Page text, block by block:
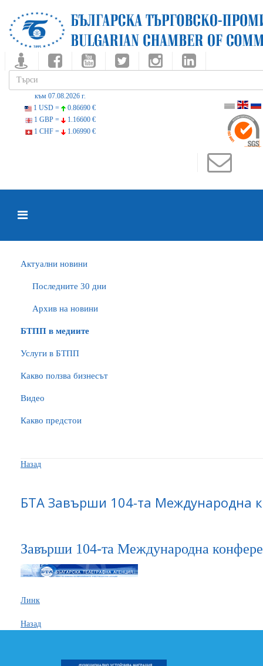
към 07.08.2026 г.
1 USD =
0.86690 €
1 GBP =
1.16600 €
1 CHF =
1.06990 €
Актуални новини
Последните 30 дни
Архив на новини
БTПП в медиите
Услуги в БТПП
Какво ползва бизнесът
Видео
Какво предстои
Назад
БТА Завърши 104-та Международна
Завърши 104-та Международна
Линк
Назад